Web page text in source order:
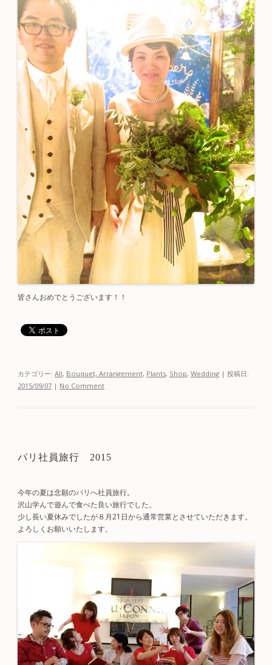
皆さんおめでとうございます！！
カテゴリー: All, Bouquet, Arrangement, Plants, Shop, Wedding | 投稿日:
2015/09/07 | No Comment
パリ社員旅行 2015
今年の夏は念願のパリへ社員旅行。
沢山学んで遊んで食べた良い旅行でした。
少し長い夏休みでしたが８月21日から通常営業とさせていただきます。
よろしくお願いいたします。